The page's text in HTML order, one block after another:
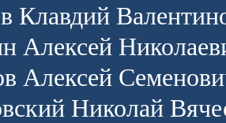
Клавдий
Алексей
Алексей
Николай